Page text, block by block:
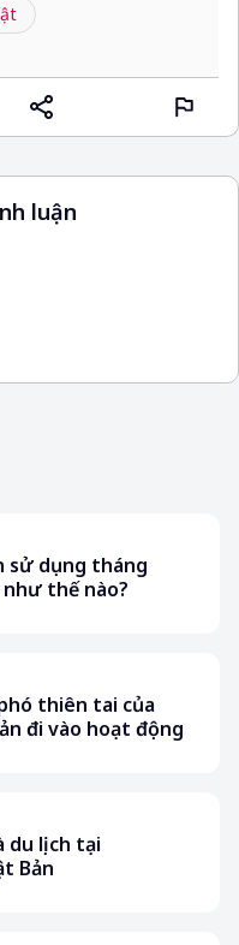
luận
sử dụng tháng
thế nào?
thiên tai của
đi vào hoạt động
du lịch tại
Bản